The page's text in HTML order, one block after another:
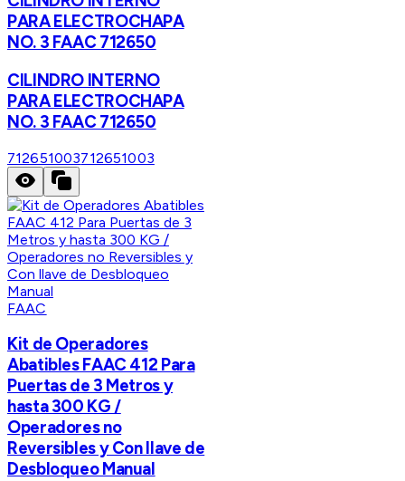
PARA ELECTROCHAPA
NO. 3 FAAC 712650
CILINDRO INTERNO
PARA ELECTROCHAPA
NO. 3 FAAC 712650
712651003712651003
FAAC
Kit de Operadores
Abatibles FAAC 412 Para
Puertas de 3 Metros y
hasta 300 KG /
Operadores no
Reversibles y Con llave de
Desbloqueo Manual